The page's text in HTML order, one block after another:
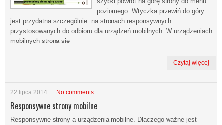
poziomego. Wtyczka przewiń do góry
jest przydatna szczególnie na stronach responsywnych
przystosowanych do odbioru dla urządzeń mobilnych. W urządzeniach
mobilnych strona się
Czytaj więcej
22 lipca 2014 No comments
Responsywne strony mobilne
Responsywne strony a urządzenia mobilne. Dlaczego ważne jest